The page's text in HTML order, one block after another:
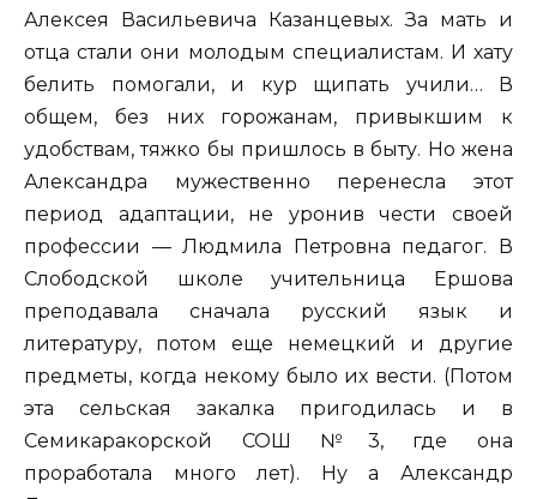
Алексея Васильевича Казанцевых. За мать и
отца стали они молодым специалистам. И хату
белить помогали, и кур щипать учили… В
общем, без них горожанам, привыкшим к
удобствам, тяжко бы пришлось в быту. Но жена
Александра мужественно перенесла этот
период адаптации, не уронив чести своей
профессии — Людмила Петровна педагог. В
Слободской школе учительница Ершова
преподавала сначала русский язык и
литературу, потом еще немецкий и другие
предметы, когда некому было их вести. (Потом
эта сельская закалка пригодилась и в
Семикаракорской СОШ №3, где она
проработала много лет). Ну а Александр